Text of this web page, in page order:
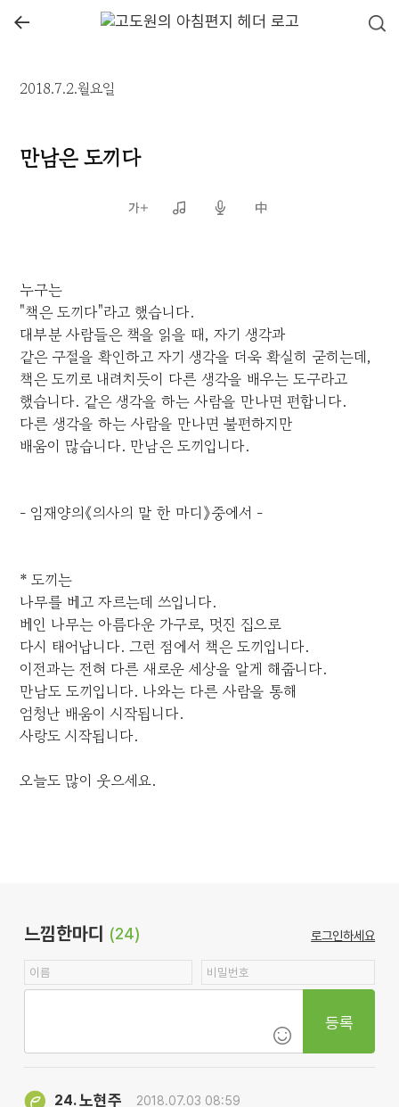
←
2018.7.2.월요일
만남은 도끼다
누구는
"책은 도끼다"라고 했습니다.
대부분 사람들은 책을 읽을 때, 자기 생각과
같은 구절을 확인하고 자기 생각을 더욱 확실히 굳히는데,
책은 도끼로 내려치듯이 다른 생각을 배우는 도구라고
했습니다. 같은 생각을 하는 사람을 만나면 편합니다.
다른 생각을 하는 사람을 만나면 불편하지만
배움이 많습니다. 만남은 도끼입니다.
- 임재양의《의사의 말 한 마디》중에서 -
* 도끼는
나무를 베고 자르는데 쓰입니다.
베인 나무는 아름다운 가구로, 멋진 집으로
다시 태어납니다. 그런 점에서 책은 도끼입니다.
이전과는 전혀 다른 새로운 세상을 알게 해줍니다.
만남도 도끼입니다. 나와는 다른 사람을 통해
엄청난 배움이 시작됩니다.
사랑도 시작됩니다.
오늘도 많이 웃으세요.
느낌한마디 (24) 로그인하세요
등록
24.노현주 2018.07.03 08:59